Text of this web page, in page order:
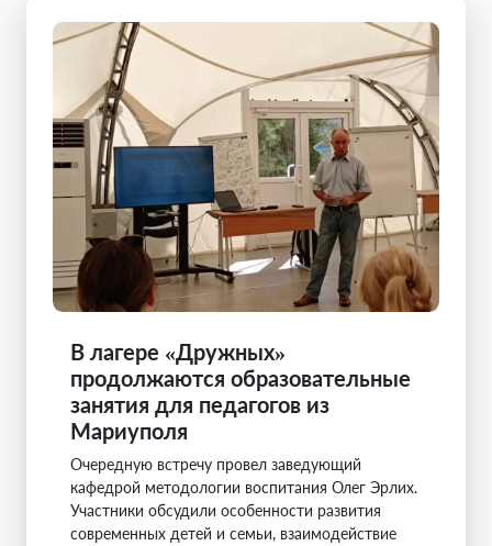
В лагере «Дружных»
продолжаются образовательные
занятия для педагогов из
Мариуполя
Очередную встречу провел заведующий
кафедрой методологии воспитания Олег Эрлих.
Участники обсудили особенности развития
современных детей и семьи, взаимодействие